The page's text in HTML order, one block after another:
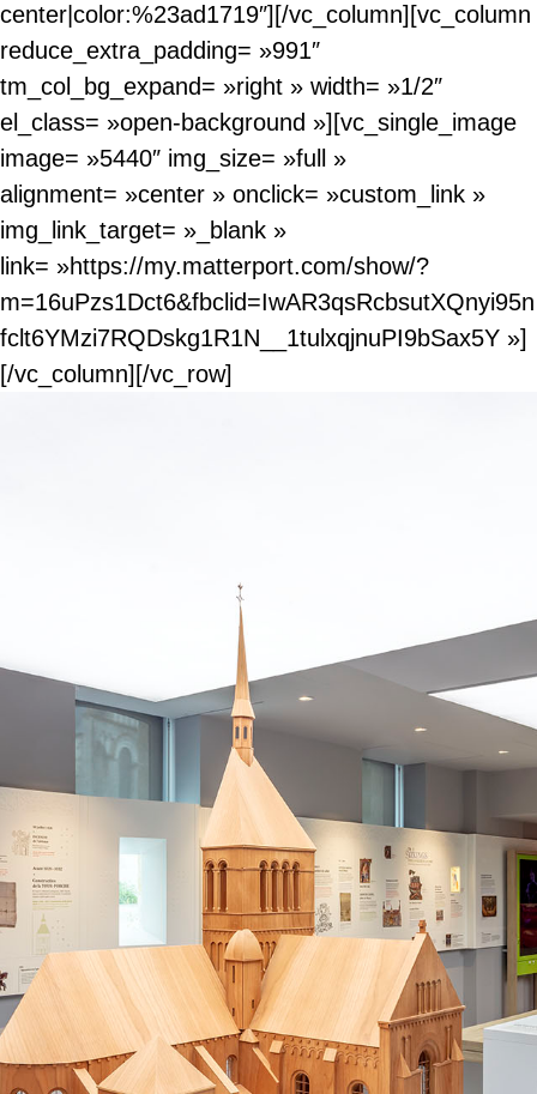
center|color:%23ad1719″][/vc_column][vc_column
reduce_extra_padding= »991″
tm_col_bg_expand= »right » width= »1/2″
el_class= »open-background »][vc_single_image
image= »5440″ img_size= »full »
alignment= »center » onclick= »custom_link »
img_link_target= »_blank »
link= »https://my.matterport.com/show/?
m=16uPzs1Dct6&fbclid=IwAR3qsRcbsutXQnyi95n
fclt6YMzi7RQDskg1R1N__1tulxqjnuPI9bSax5Y »]
[/vc_column][/vc_row]